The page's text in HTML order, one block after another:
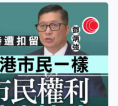
席券，仍然可坐上木